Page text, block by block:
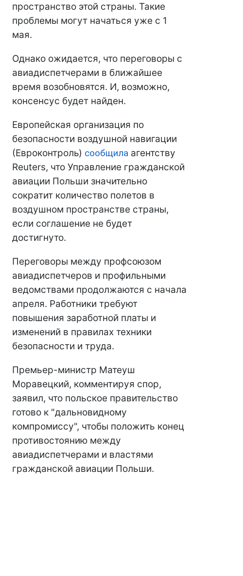
пространство этой страны. Такие
проблемы могут начаться уже с 1
мая.
Однако ожидается, что переговоры с
авиадиспетчерами в ближайшее
время возобновятся. И, возможно,
консенсус будет найден.
Европейская организация по
безопасности воздушной навигации
(Евроконтроль) сообщила агентству
Reuters, что Управление гражданской
авиации Польши значительно
сократит количество полетов в
воздушном пространстве страны,
если соглашение не будет
достигнуто.
Переговоры между профсоюзом
авиадиспетчеров и профильными
ведомствами продолжаются с начала
апреля. Работники требуют
повышения заработной платы и
изменений в правилах техники
безопасности и труда.
Премьер-министр Матеуш
Моравецкий, комментируя спор,
заявил, что польское правительство
готово к "дальновидному
компромиссу", чтобы положить конец
противостоянию между
авиадиспетчерами и властями
гражданской авиации Польши.